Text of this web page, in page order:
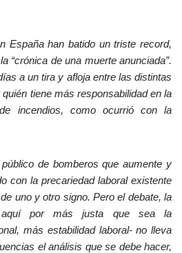
España han batido un triste record,
“crónica de una muerte anunciada”.
a un tira y afloja entre las distintas
tiene más responsabilidad en la
incendios, como ocurrió con la
de bomberos que aumente y
con la precariedad laboral existente
uno y otro signo. Pero el debate, la
por más justa que sea la
más estabilidad laboral- no lleva
el análisis que se debe hacer,